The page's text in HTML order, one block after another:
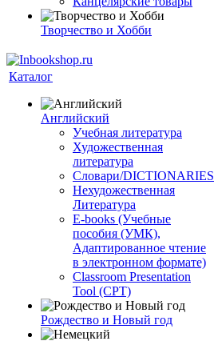
Творчество и Хобби
Каталог
Английский
Учебная литература
Художественная
литература
Словари/DICTIONARIES
Нехудожественная
Литература
E-books (Учебные
пособия (УМК),
Адаптированное чтение
в электронном формате)
Classroom Presentation
Tool (CPT)
Рождество и Новый год